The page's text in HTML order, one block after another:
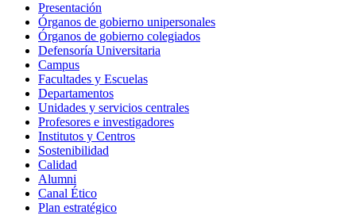
Presentación
Órganos de gobierno unipersonales
Órganos de gobierno colegiados
Defensoría Universitaria
Campus
Facultades y Escuelas
Departamentos
Unidades y servicios centrales
Profesores e investigadores
Institutos y Centros
Sostenibilidad
Calidad
Alumni
Canal Ético
Plan estratégico